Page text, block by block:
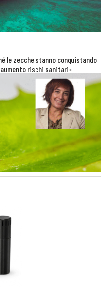
le zecche stanno conquistando
aumento rischi sanitari»